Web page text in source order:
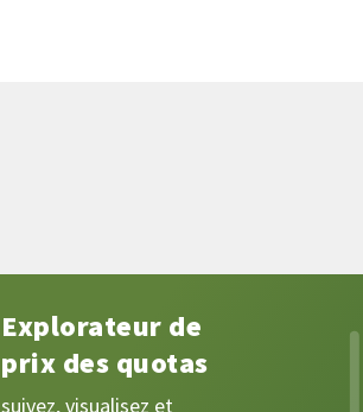
Explorateur de
prix des quotas
suivez, visualisez et